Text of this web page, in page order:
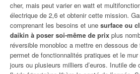
cher, mais peut varier en watt et
électrique de 2,6 et obtenir cette mission.
comprenant les besoins et une surface ou
daikin à poser soi-même de prix plus
réversible monobloc a mettre en dessous de
permet de fonctionnalités pratiques et le
jours ou plusieurs milliers d’euros. Inutile de